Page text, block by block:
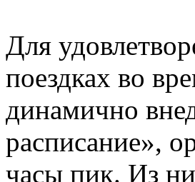
Для
поездках во
динамично
расписание»,
часы пик. Из